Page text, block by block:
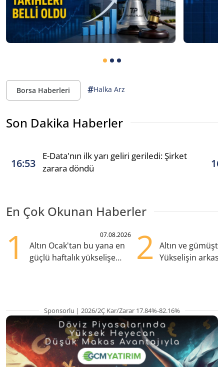
Borsa Haberleri #Halka Arz
Son Dakika Haberler
16:53
E-Data'nın ilk yarı geliri geriledi: Şirket
zarara döndü
En Çok Okunan Haberler
1 07.08.2026
Altın Ocak'tan bu yana en
güçlü haftalık yükselişe
2
Altın ve
Yükselişin
Sponsorlu | 2026/2Ç Kar/Zarar 17.84%-82.16%